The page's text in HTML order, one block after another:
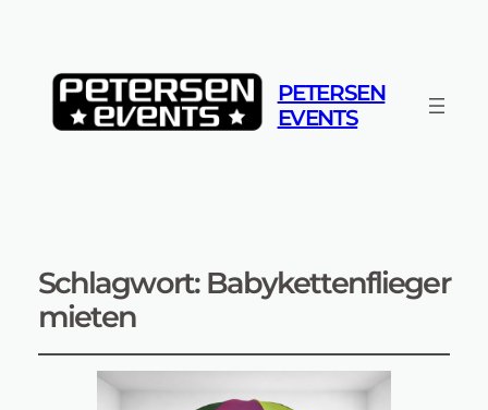
PETERSEN
EVENTS
Schlagwort: Babykettenflieger
mieten